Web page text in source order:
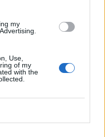
my
Use,
of my
with the
вируси